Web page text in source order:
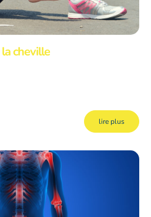
cheville
lire plus